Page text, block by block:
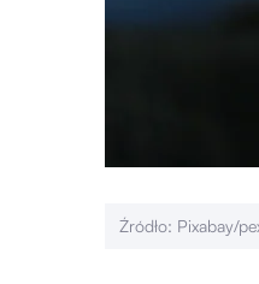
Źródło: Pixabay/